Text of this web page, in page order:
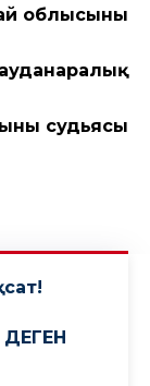
облысының
судьясы
ДЕГЕН